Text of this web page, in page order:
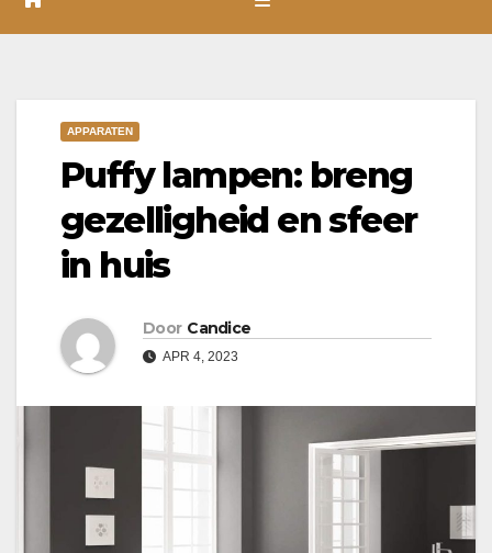
APPARATEN
Puffy lampen: breng
gezelligheid en sfeer
in huis
Door Candice
APR 4, 2023